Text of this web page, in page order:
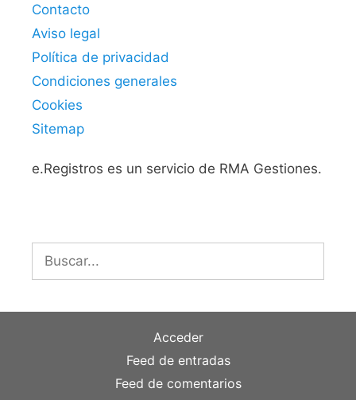
Contacto
Aviso legal
Política de privacidad
Condiciones generales
Cookies
Sitemap
e.Registros es un servicio de RMA Gestiones.
Acceder
Feed de entradas
Feed de comentarios